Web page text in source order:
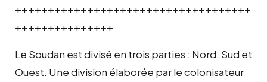
++++++++++++++++++++++++++++++++++++
+++++++++++++++
Le Soudan est divisé en trois parties : Nord, Sud et
Ouest. Une division élaborée par le colonisateur